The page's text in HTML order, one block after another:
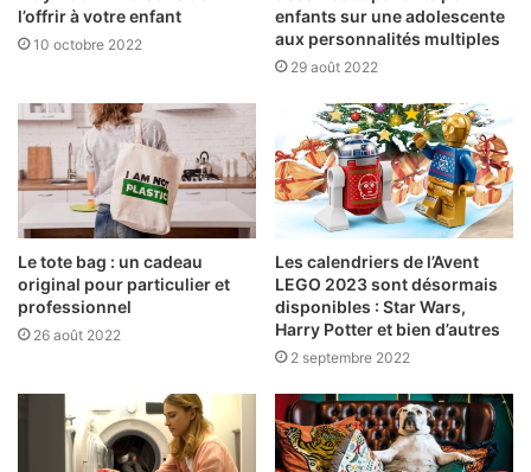
l’offrir à votre enfant
10 octobre 2022
enfants sur une adolescente
aux personnalités multiples
29 août 2022
Le tote bag : un cadeau
original pour particulier et
professionnel
26 août 2022
Les calendriers de l’Avent
LEGO 2023 sont désormais
disponibles : Star Wars,
Harry Potter et bien d’autres
2 septembre 2022